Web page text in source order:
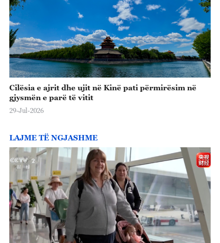
Cilësia e ajrit dhe ujit në Kinë pati përmirësim në
gjysmën e parë të vitit
29-Jul-2026
LAJME TË NGJASHME